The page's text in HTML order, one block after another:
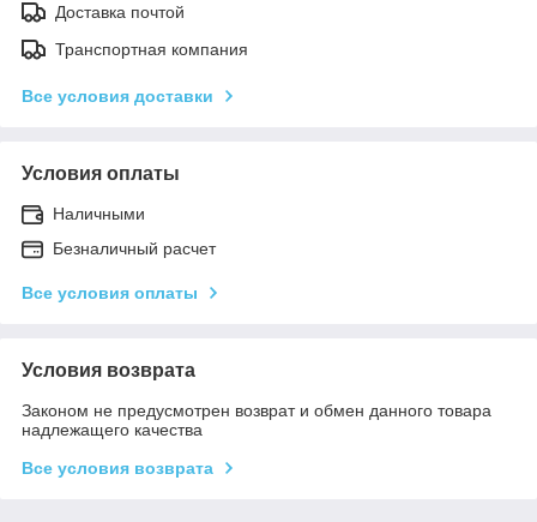
Доставка почтой
Транспортная компания
Все условия доставки
Условия оплаты
Наличными
Безналичный расчет
Все условия оплаты
Условия возврата
Законом не предусмотрен возврат и обмен данного товара
надлежащего качества
Все условия возврата